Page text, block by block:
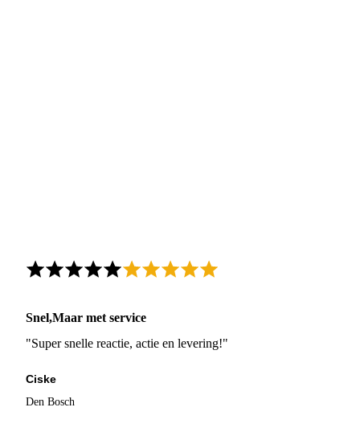
Snel,Maar met service
"Super snelle reactie, actie en levering!"
Ciske
Den Bosch